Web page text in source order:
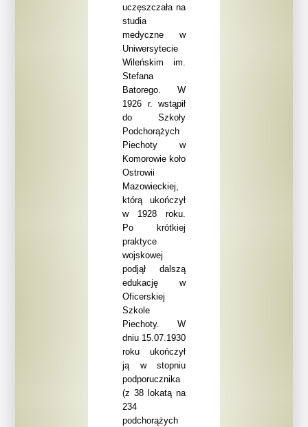
uczęszczała na
studia
medyczne w
Uniwersytecie
Wileńskim im.
Stefana
Batorego. W
1926 r. wstąpił
do Szkoły
Podchorążych
Piechoty w
Komorowie koło
Ostrowii
Mazowieckiej,
którą ukończył
w 1928 roku.
Po krótkiej
praktyce
wojskowej
podjął dalszą
edukację w
Oficerskiej
Szkole
Piechoty. W
dniu 15.07.1930
roku ukończył
ją w stopniu
podporucznika
(z 38 lokatą na
234
podchorążych